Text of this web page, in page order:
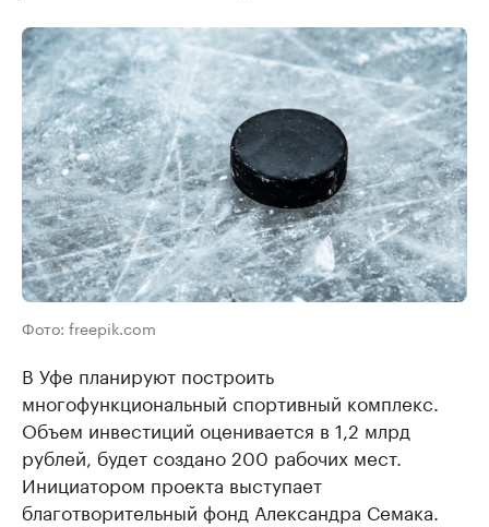
Фото: freepik.com
В Уфе планируют построить
многофункциональный спортивный комплекс.
Объем инвестиций оценивается в 1,2 млрд
рублей, будет создано 200 рабочих мест.
Инициатором проекта выступает
благотворительный фонд Александра Семака.